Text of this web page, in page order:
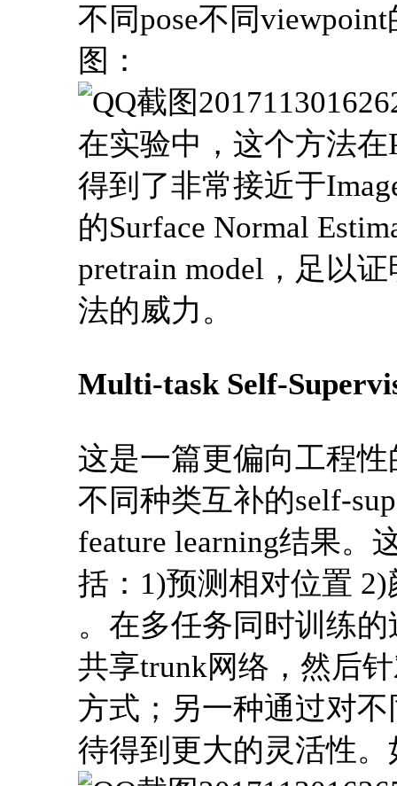
不同pose不同
图：
在实验中，这个方法在
得到了非常接近于
的Surface Normal
pretrain model，足以
法的威力。
Multi-task Self-
这是一篇更偏向工程
不同种类互补的self-
feature learning结果。
括：1)预测相对位置
。在多任务同时训练
共享trunk网络，然后
方式；另一种通过对
待得到更大的灵活性